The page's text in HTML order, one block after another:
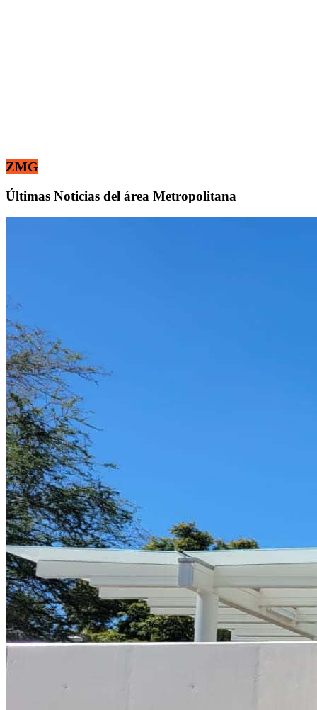
ZMG
Últimas Noticias del área Metropolitana